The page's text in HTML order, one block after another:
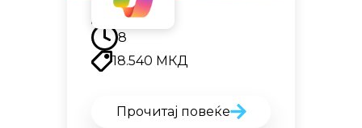
Наскоро
8
18.540 МКД
Прочитај повеќе